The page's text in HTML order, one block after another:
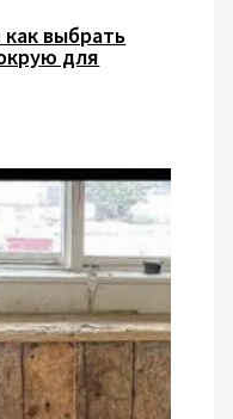
выбрать
для